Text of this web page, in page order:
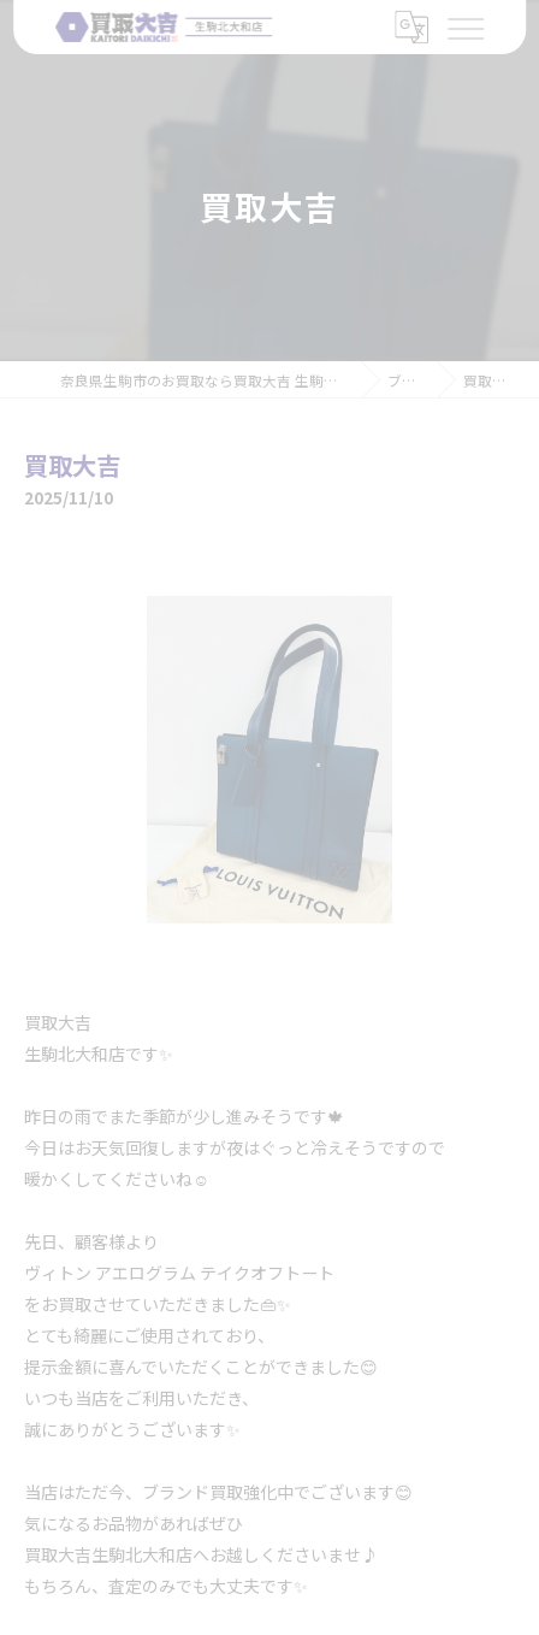
買取大吉
奈良県生駒市のお買取なら買取大吉 生駒北大和店 ブログ 買取大吉
買取大吉
2025/11/10
買取大吉
生駒北大和店です✨
昨日の雨でまた季節が少し進みそうです🍁
今日はお天気回復しますが夜はぐっと冷えそうですので
暖かくしてくださいね☺️
先日、顧客様より
ヴィトン アエログラム テイクオフトート
をお買取させていただきました👜✨
とても綺麗にご使用されており、
提示金額に喜んでいただくことができました😊
いつも当店をご利用いただき、
誠にありがとうございます✨
当店はただ今、ブランド買取強化中でございます😊
気になるお品物があればぜひ
買取大吉生駒北大和店へお越しくださいませ♪
もちろん、査定のみでも大丈夫です✨